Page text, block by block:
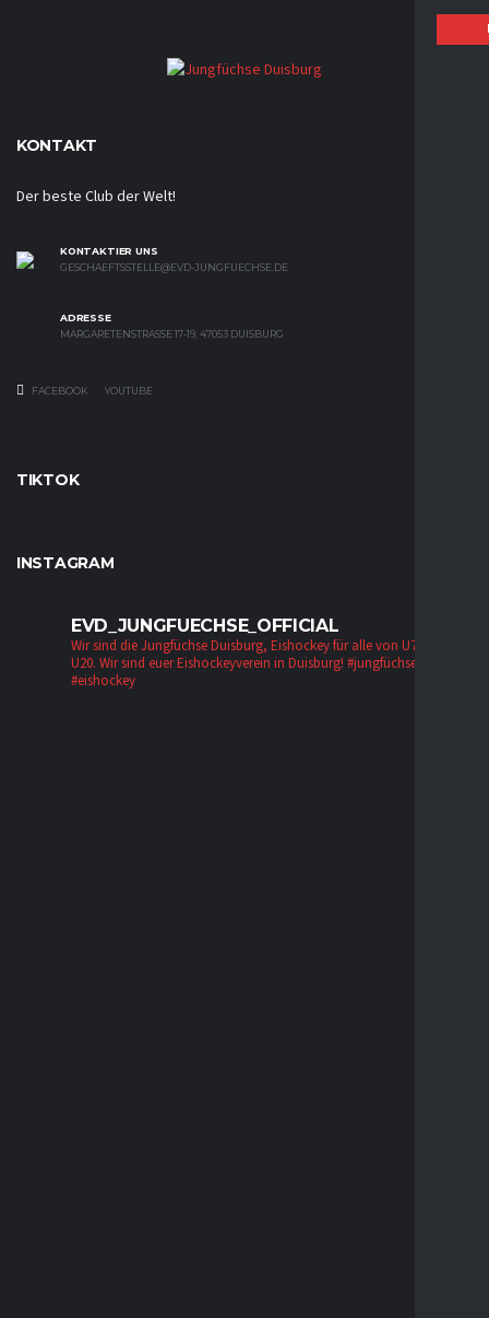
KONTAKT
Der beste Club der Welt!
KONTAKTIER UNS
GESCHAEFTSSTELLE@EVD-JUNGFUECHSE.DE
ADRESSE
MARGARETENSTRASSE 17-19, 47053 DUISBURG
FACEBOOK YOUTUBE
TIKTOK
INSTAGRAM
EVD_JUNGFUECHSE_OFFICIAL
Wir sind die Jungfüchse Duisburg, Eishockey für alle von U7 bis zur
U20. Wir sind euer Eishockeyverein in Duisburg! #jungfüchse #evd
#eishockey